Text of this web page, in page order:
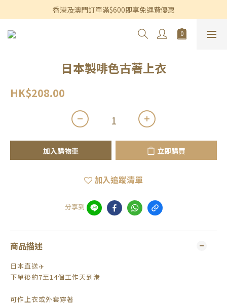
香港及澳門訂單滿$600即享免運費優惠
香港及澳門訂單滿$600即享免運費優惠
3個月內買滿$1,200可享永久九折優惠
日本製啡色古著上衣
HK$208.00
加入購物車 立即購買
加入追蹤清單
分享到
商品描述
日本直送✈️
下單後約7至14個工作天到港
可作上衣或外套穿著